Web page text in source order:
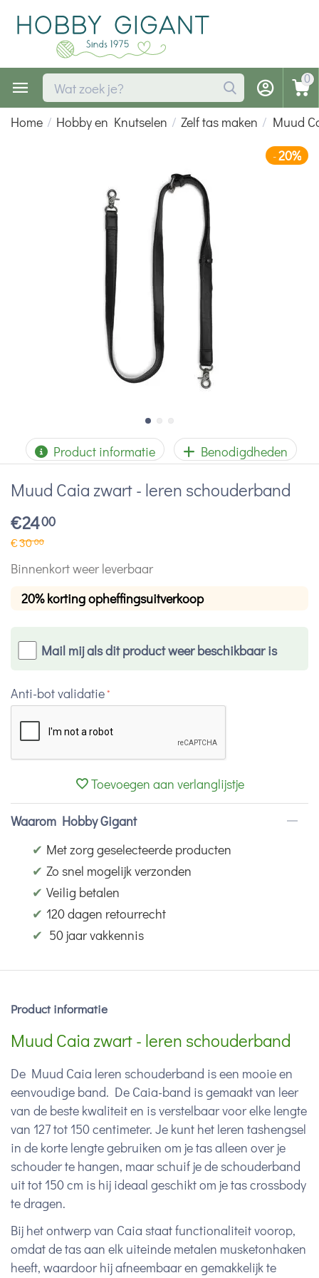
0
Home / Hobby en Knutselen / Zelf tas maken / Muud
-20%
Product informatie Benodigdheden
Muud Caia zwart - leren schouderband
€2400
€3000
Binnenkort weer leverbaar
20% korting opheffingsuitverkoop
Mail mij als dit product weer beschikbaar is
Anti-bot validatie
Toevoegen aan verlanglijstje
Waarom Hobby Gigant
✔ Met zorg geselecteerde producten
✔ Zo snel mogelijk verzonden
✔ Veilig betalen
✔ 120 dagen retourrecht
✔ 50 jaar vakkennis
Product informatie
Muud Caia zwart - leren schouderband
De Muud Caia leren schouderband is een mooie en
eenvoudige band. De Caia-band is gemaakt van leer
van de beste kwaliteit en is verstelbaar voor elke lengte
van 127 tot 150 centimeter. Je kunt het leren tashengsel
in de korte lengte gebruiken om je tas alleen over je
schouder te hangen, maar schuif je de schouderband
uit tot 150 cm is hij ideaal geschikt om je tas crossbody
te dragen.
Bij het ontwerp van Caia staat functionaliteit voorop,
omdat de tas aan elk uiteinde metalen musketonhaken
heeft, waardoor hij afneembaar en gemakkelijk te